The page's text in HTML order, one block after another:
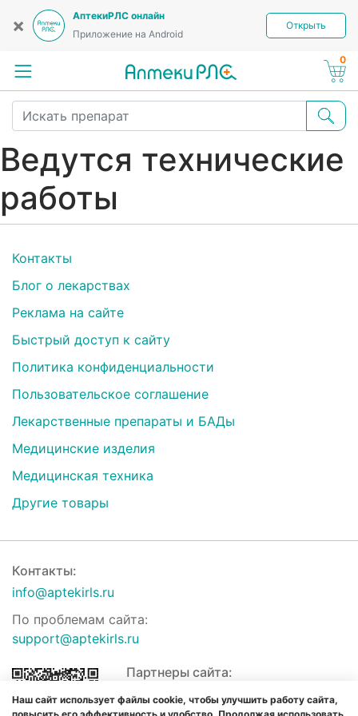
×
АптекиРЛС онлайн
Приложение на Android
Открыть
0
Ведутся технические
работы
Контакты
Блог о лекарствах
Реклама на сайте
Быстрый доступ к сайту
Политика конфиденциальности
Пользовательское соглашение
Лекарственные препараты и БАДы
Медицинские изделия
Медицинская техника
Другие товары
Контакты:
info@aptekirls.ru
По проблемам сайта:
support@aptekirls.ru
Партнеры сайта:
Наш сайт использует файлы cookie, чтобы улучшить работу сайта,